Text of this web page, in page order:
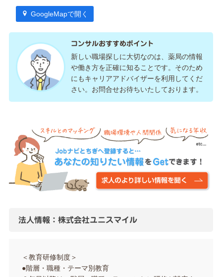
GoogleMapで開く
コンサルおすすめポイント
新しい職場探しに大切なのは、薬局の情報
や働き方を正確に知ることです。そのため
にもキャリアアドバイザーを利用してくだ
さい。お問合せお待ちいたしております。
法人情報：株式会社ユニスマイル
＜教育研修制度＞
●階層・職種・テーマ別教育